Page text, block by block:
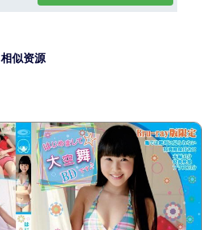
相似资源